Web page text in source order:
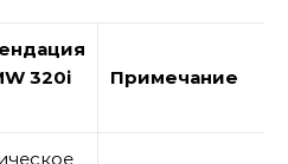
320i
Примечание